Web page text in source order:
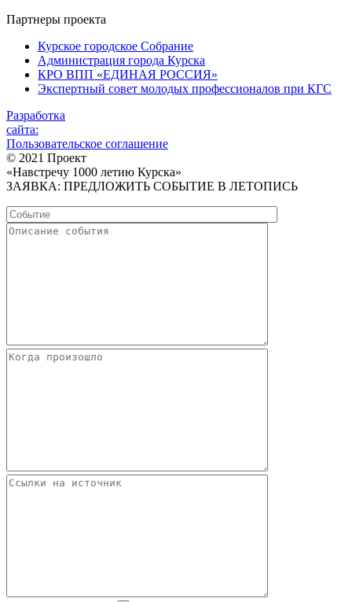
Партнеры проекта
Курское городское Собрание
Администрация города Курска
КРО ВПП «ЕДИНАЯ РОССИЯ»
Экспертный совет молодых профессионалов при КГС
Разработка
сайта:
Пользовательское соглашение
© 2021 Проект
«Навстречу 1000 летию Курска»
ЗАЯВКА: ПРЕДЛОЖИТЬ СОБЫТИЕ В ЛЕТОПИСЬ